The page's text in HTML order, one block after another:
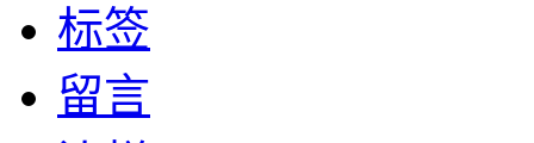
标签
留言